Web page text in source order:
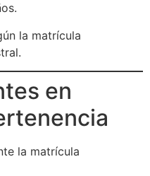
la matrícula
en
la matrícula